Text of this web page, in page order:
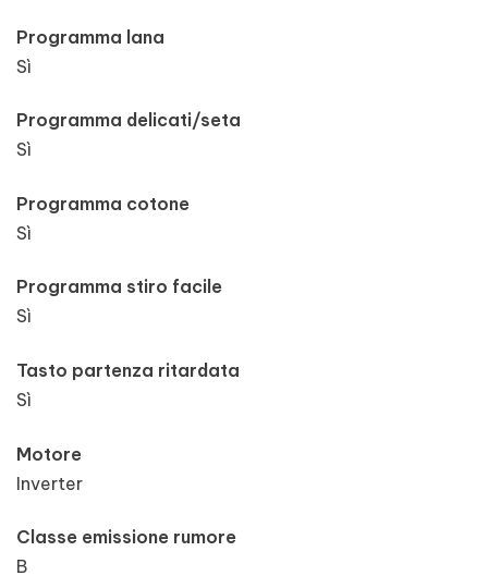
Programma lana
Sì
Programma delicati/seta
Sì
Programma cotone
Sì
Programma stiro facile
Sì
Tasto partenza ritardata
Sì
Motore
Inverter
Classe emissione rumore
B